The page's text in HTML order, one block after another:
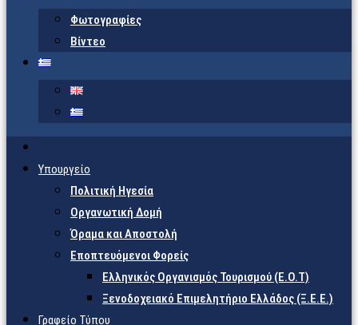
Φωτογραφίες
Βίντεο
Υπουργείο
Πολιτική Ηγεσία
Οργανωτική Δομή
Όραμα και Αποστολή
Εποπτευόμενοι Φορείς
Eλληνικός Οργανισμός Τουρισμού (Ε.Ο.Τ)
Ξενοδοχειακό Επιμελητήριο Ελλάδος (Ξ.Ε.Ε.)
Γραφείο Τύπου